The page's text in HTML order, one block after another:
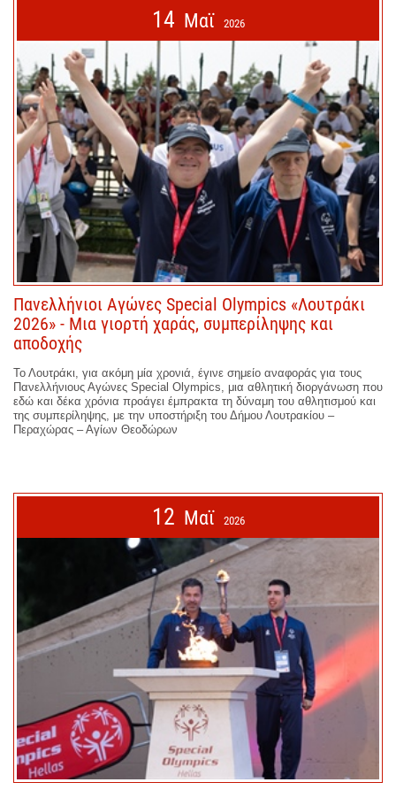
14 Μαϊ 2026
Πανελλήνιοι Αγώνες Special Olympics «Λουτράκι
2026» - Μια γιορτή χαράς, συμπερίληψης και
αποδοχής
Το Λουτράκι, για ακόμη μία χρονιά, έγινε σημείο αναφοράς για τους
Πανελλήνιους Αγώνες Special Olympics, μια αθλητική διοργάνωση που
εδώ και δέκα χρόνια προάγει έμπρακτα τη δύναμη του αθλητισμού και
της συμπερίληψης, με την υποστήριξη του Δήμου Λουτρακίου –
Περαχώρας – Αγίων Θεοδώρων
12 Μαϊ 2026